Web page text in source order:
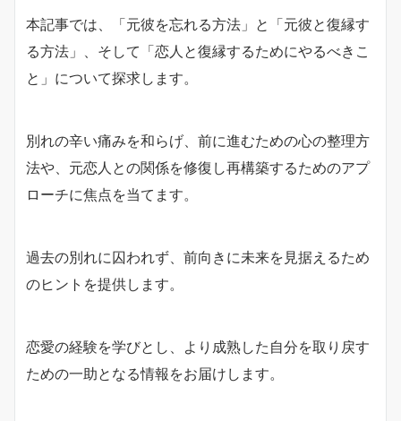
本記事では、「元彼を忘れる方法」と「元彼と復縁す
る方法」、そして「恋人と復縁するためにやるべきこ
と」について探求します。
別れの辛い痛みを和らげ、前に進むための心の整理方
法や、元恋人との関係を修復し再構築するためのアプ
ローチに焦点を当てます。
過去の別れに囚われず、前向きに未来を見据えるため
のヒントを提供します。
恋愛の経験を学びとし、より成熟した自分を取り戻す
ための一助となる情報をお届けします。